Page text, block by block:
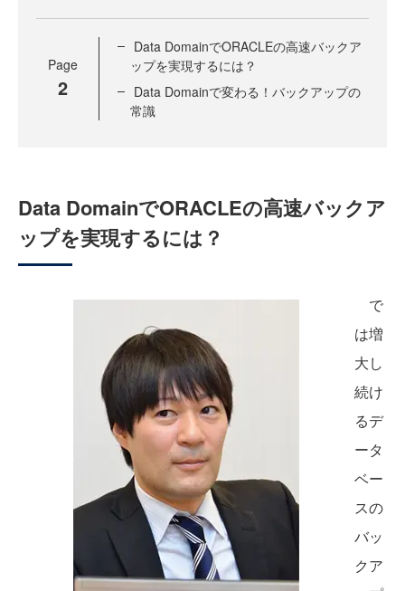
Page
2
Data DomainでORACLEの高速バックア
ップを実現するには？
Data Domainで変わる！バックアップの
常識
Data DomainでORACLEの高速バックア
ップを実現するには？
で
は増
大し
続け
るデ
ータ
ベー
スの
バッ
クア